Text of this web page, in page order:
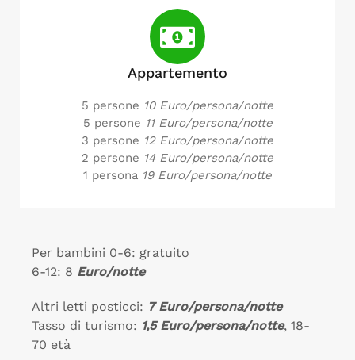
Appartemento
5 persone 10 Euro/persona/notte
5 persone 11 Euro/persona/notte
3 persone 12 Euro/persona/notte
2 persone 14 Euro/persona/notte
1 persona 19 Euro/persona/notte
Per bambini 0-6: gratuito
6-12: 8 Euro/notte
Altri letti posticci: 7 Euro/persona/notte
Tasso di turismo: 1,5 Euro/persona/notte, 18-
70 età